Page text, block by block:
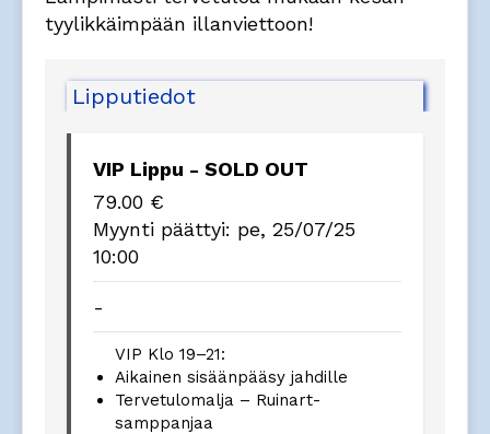
tyylikkäimpään illanviettoon!
Lipputiedot
VIP Lippu - SOLD OUT
79.00 €
Myynti päättyi: pe, 25/07/25
10:00
-
VIP Klo 19–21:
Aikainen sisäänpääsy jahdille
Tervetulomalja – Ruinart-
samppanjaa